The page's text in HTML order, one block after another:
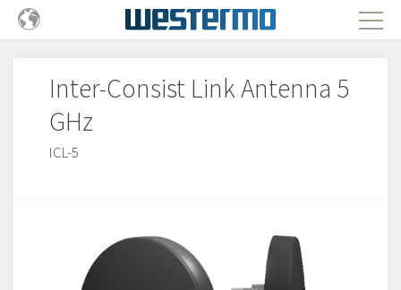
Inter-Consist Link Antenna 5
GHz
ICL-5